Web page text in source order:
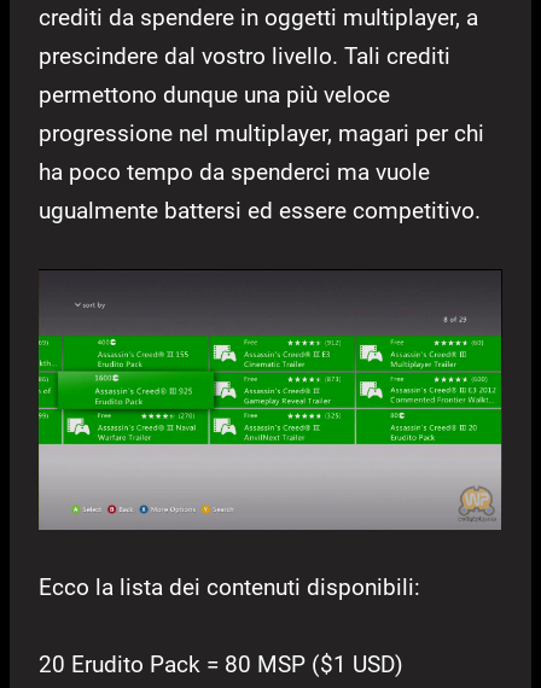
crediti da spendere in oggetti multiplayer, a
prescindere dal vostro livello. Tali crediti
permettono dunque una più veloce
progressione nel multiplayer, magari per chi
ha poco tempo da spenderci ma vuole
ugualmente battersi ed essere competitivo.
Ecco la lista dei contenuti disponibili:
20 Erudito Pack = 80 MSP ($1 USD)